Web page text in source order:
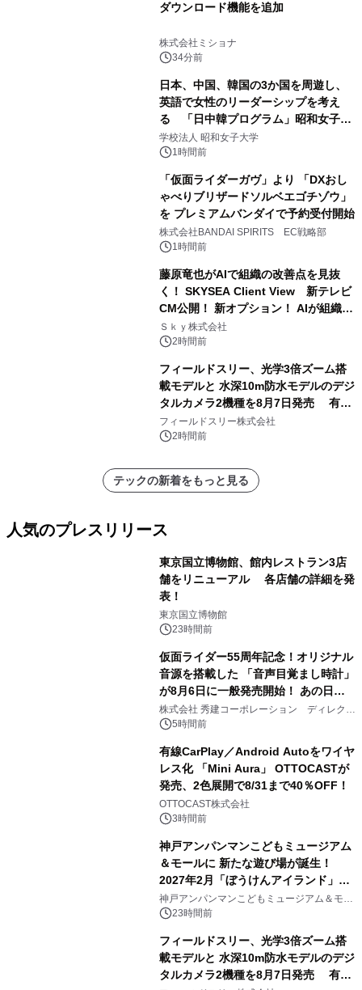
ダウンロード機能を追加
株式会社ミショナ
34分前
日本、中国、韓国の3か国を周遊し、
英語で女性のリーダーシップを考え
る 「日中韓プログラム」昭和女子大
学で開催
学校法人 昭和女子大学
1時間前
「仮面ライダーガヴ」より 「DXおし
ゃべりブリザードソルベエゴチゾウ」
を プレミアムバンダイで予約受付開始
株式会社BANDAI SPIRITS EC戦略部
1時間前
藤原竜也がAIで組織の改善点を見抜
く！ SKYSEA Client View 新テレビ
CM公開！ 新オプション！ AIが組織の
業務実態を分析し労務改善を支援。 藤
原竜也メイキング動画公開 「もしAIが
る自信がある」「昨年の夏はカブトム
シを捕まえたり、虫と戦ったり…」
Ｓｋｙ株式会社
2時間前
フィールドスリー、光学3倍ズーム搭
載モデルと 水深10m防水モデルのデジ
タルカメラ2機種を8月7日発売 有効
約1300万画素、用途別に選べるコンデ
ジ新登場
フィールドスリー株式会社
2時間前
テックの新着をもっと見る
人気のプレスリリース
東京国立博物館、館内レストラン3店
舗をリニューアル 各店舗の詳細を発
表！
東京国立博物館
23時間前
仮面ライダー55周年記念！オリジナル
音源を搭載した 「音声目覚まし時計」
が8月6日に一般発売開始！ あの日の
大興奮が今甦る
株式会社 秀建コーポレーション ディレクト
アートギャラリー
5時間前
有線CarPlay／Android Autoをワイヤ
レス化 「Mini Aura」 OTTOCASTが
発売、2色展開で8/31まで40％OFF！
OTTOCAST株式会社
3時間前
神戸アンパンマンこどもミュージアム
＆モールに 新たな遊び場が誕生！
2027年2月「ぼうけんアイランド」が
オープン
神戸アンパンマンこどもミュージアム＆モー
ル 23時間前
フィールドスリー、光学3倍ズーム搭
載モデルと 水深10m防水モデルのデジ
タルカメラ2機種を8月7日発売 有効